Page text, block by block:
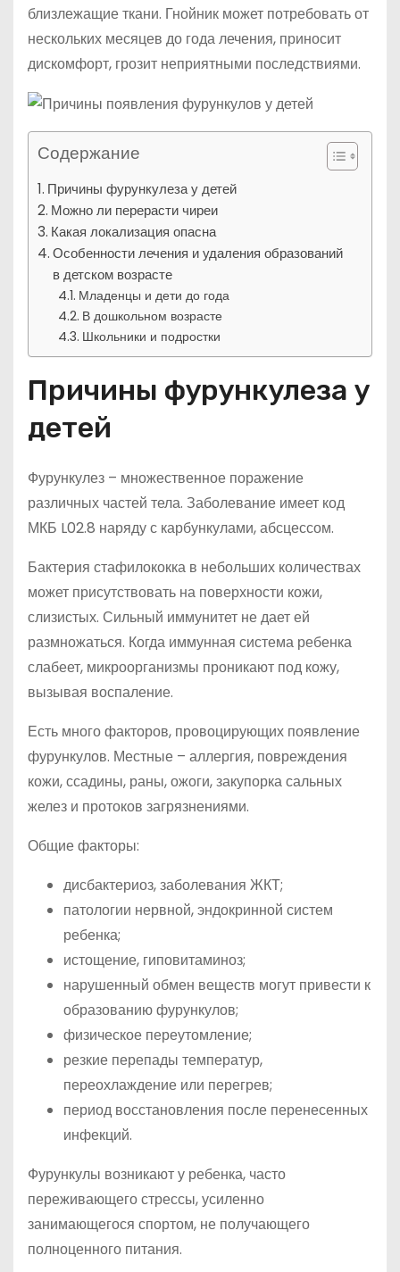
близлежащие ткани. Гнойник может потребовать от
нескольких месяцев до года лечения, приносит
дискомфорт, грозит неприятными последствиями.
Содержание
Причины фурункулеза у детей
Можно ли перерасти чиреи
Какая локализация опасна
Особенности лечения и удаления образований
в детском возрасте
Младенцы и дети до года
В дошкольном возрасте
Школьники и подростки
Причины фурункулеза у
детей
Фурункулез – множественное поражение
различных частей тела. Заболевание имеет код
МКБ L02.8 наряду с карбункулами, абсцессом.
Бактерия стафилококка в небольших количествах
может присутствовать на поверхности кожи,
слизистых. Сильный иммунитет не дает ей
размножаться. Когда иммунная система ребенка
слабеет, микроорганизмы проникают под кожу,
вызывая воспаление.
Есть много факторов, провоцирующих появление
фурункулов. Местные – аллергия, повреждения
кожи, ссадины, раны, ожоги, закупорка сальных
желез и протоков загрязнениями.
Общие факторы:
дисбактериоз, заболевания ЖКТ;
патологии нервной, эндокринной систем
ребенка;
истощение, гиповитаминоз;
нарушенный обмен веществ могут привести к
образованию фурункулов;
физическое переутомление;
резкие перепады температур,
переохлаждение или перегрев;
период восстановления после перенесенных
инфекций.
Фурункулы возникают у ребенка, часто
переживающего стрессы, усиленно
занимающегося спортом, не получающего
полноценного питания.